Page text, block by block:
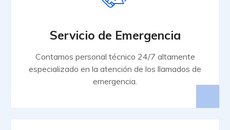
Servicio de Emergencia
Contamos personal técnico 24/7 altamente
especializado en la atención de los llamados de
emergencia.